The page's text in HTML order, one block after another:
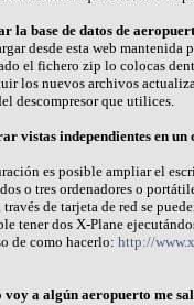
la base de datos de
desde esta web mantenida
el fichero zip lo colocas
los nuevos archivos
descompresor que utilices.
vistas independientes en
es posible ampliar el
o tres ordenadores o
de tarjeta de red se
tener dos X-Plane
de como hacerlo: http://
voy a algún aeropuerto me